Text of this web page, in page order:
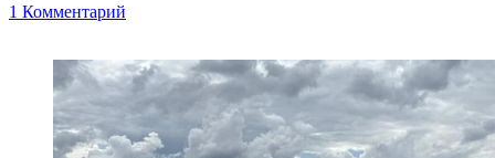
1 Комментарий